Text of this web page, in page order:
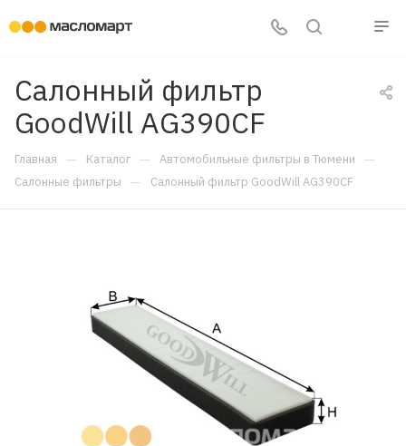
Салонный фильтр
GoodWill AG390CF
Главная — Каталог — Автомобильные фильтры в Тюмени —
Салонные фильтры — Салонный фильтр GoodWill AG390CF